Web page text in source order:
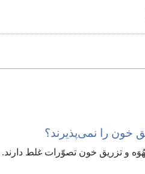
خون را نمی‌پذیرند؟‏
و تزریق خون تصوّرات غلط دارند.‏